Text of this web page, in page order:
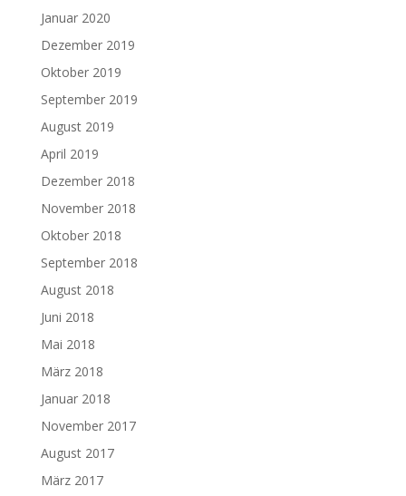
Januar 2020
Dezember 2019
Oktober 2019
September 2019
August 2019
April 2019
Dezember 2018
November 2018
Oktober 2018
September 2018
August 2018
Juni 2018
Mai 2018
März 2018
Januar 2018
November 2017
August 2017
März 2017